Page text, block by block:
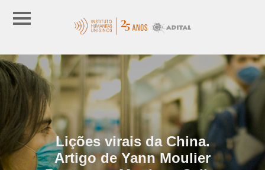
Lições virais da China.
Artigo de Yann Moulier